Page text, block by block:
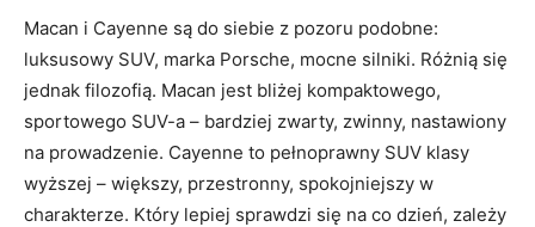
Macan i Cayenne są do siebie z pozoru podobne:
luksusowy SUV, marka Porsche, mocne silniki. Różnią się
jednak filozofią. Macan jest bliżej kompaktowego,
sportowego SUV-a – bardziej zwarty, zwinny, nastawiony
na prowadzenie. Cayenne to pełnoprawny SUV klasy
wyższej – większy, przestronny, spokojniejszy w
charakterze. Który lepiej sprawdzi się na co dzień, zależy